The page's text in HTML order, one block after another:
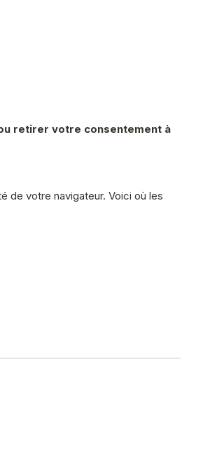
retirer votre consentement à
de votre navigateur. Voici où les